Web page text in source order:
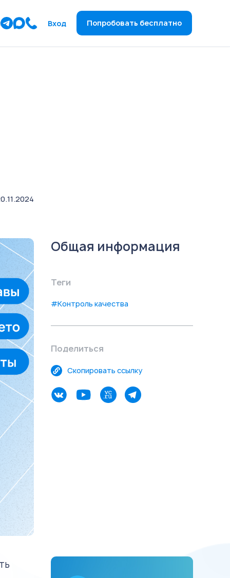
Вход Попробовать бесплатно
Общая информация
Теги
#Контроль качества
Поделиться
Скопировать ссылку